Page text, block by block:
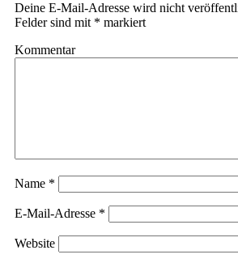
Deine E-Mail-Adresse wird nicht
Felder sind mit * markiert
Kommentar
Name *
E-Mail-Adresse *
Website